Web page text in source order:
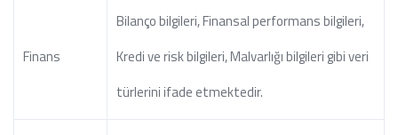
Finans
Bilanço bilgileri, Finansal performans bilgileri,
Kredi ve risk bilgileri, Malvarlığı bilgileri gibi veri
türlerini ifade etmektedir.